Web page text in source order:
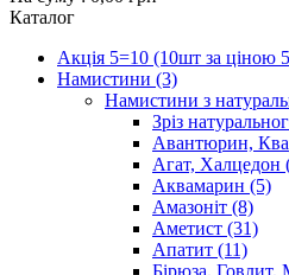
Каталог
Акція 5=10 (10шт за ціною
Намистини (3)
Намистини з
Зріз
Авантюрин,
Агат, Халцедон
Аквамарин (5)
Амазоніт (8)
Аметист (31)
Апатит (11)
Бірюза, Говлит,